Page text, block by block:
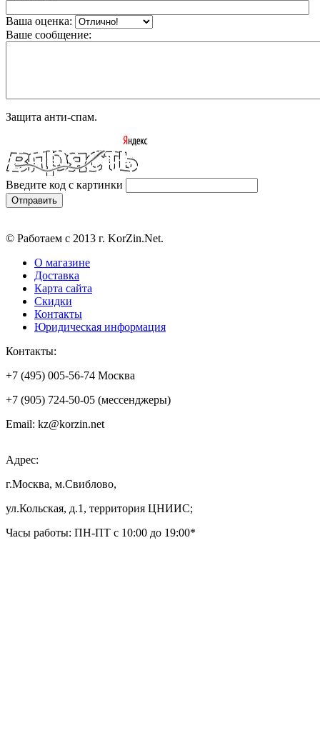
Ваша оценка:
Ваше сообщение:
Защита анти-спам.
Введите код с картинки
© Работаем с 2013 г. KorZin.Net.
О магазине
Доставка
Карта сайта
Скидки
Контакты
Юридическая информация
Контакты:
+7 (495) 005-56-74 Москва
+7 (905) 724-50-05 (мессенджеры)
Email: kz@korzin.net
Адрес:
г.Москва, м.Свиблово,
ул.Кольская, д.1, территория ЦНИИС;
Часы работы: ПН-ПТ с 10:00 до 19:00*